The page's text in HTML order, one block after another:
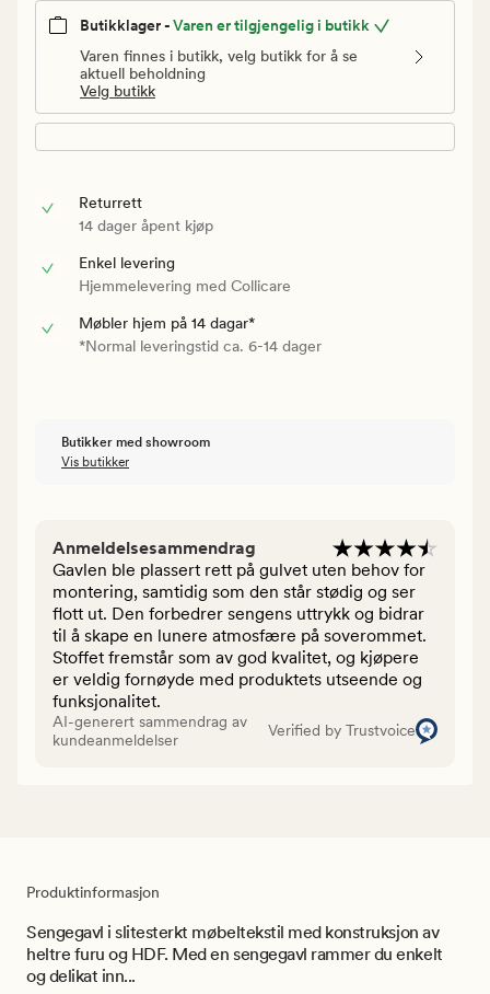
Butikklager -Varen er tilgjengelig i butikk
Varen finnes i butikk, velg butikk for å se
aktuell beholdning
Velg butikk
Returrett
14 dager åpent kjøp
Enkel levering
Hjemmelevering med Collicare
Møbler hjem på 14 dagar*
*Normal leveringstid ca. 6-14 dager
Butikker med showroom
Vis butikker
Anmeldelsesammendrag
Gavlen ble plassert rett på gulvet uten behov for
montering, samtidig som den står stødig og ser
flott ut. Den forbedrer sengens uttrykk og bidrar
til å skape en lunere atmosfære på soverommet.
Stoffet fremstår som av god kvalitet, og kjøpere
er veldig fornøyde med produktets utseende og
funksjonalitet.
AI-generert sammendrag av
kundeanmeldelser
Verified by Trustvoice
Produktinformasjon
Sengegavl i slitesterkt møbeltekstil med konstruksjon av
heltre furu og HDF. Med en sengegavl rammer du enkelt
og delikat inn...